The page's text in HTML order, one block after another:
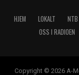
HJEM LOKALT NTB
OSS I RADIOEN
Copyright © 2026 A-